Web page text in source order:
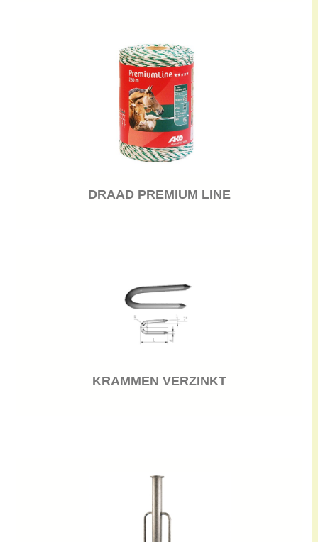
DRAAD PREMIUM LINE
KRAMMEN VERZINKT